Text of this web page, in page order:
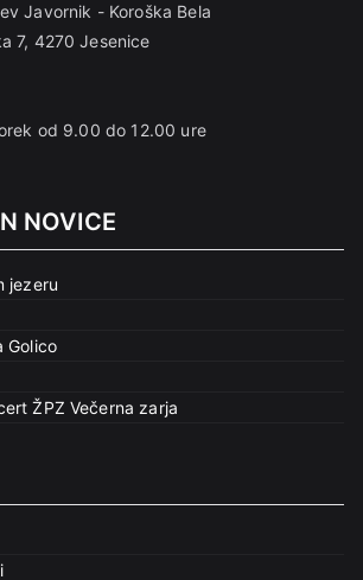
Javornik - Koroška Bela
7, 4270 Jesenice
od 9.00 do 12.00 ure
NOVICE
jezeru
Golico
ŽPZ Večerna zarja